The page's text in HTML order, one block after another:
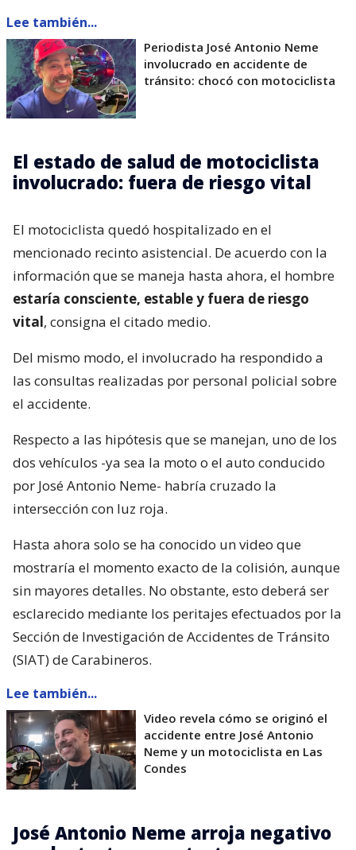
Lee también...
Periodista José Antonio Neme
involucrado en accidente de
tránsito: chocó con motociclista
El estado de salud de motociclista
involucrado: fuera de riesgo vital
El motociclista quedó hospitalizado en el
mencionado recinto asistencial. De acuerdo con la
información que se maneja hasta ahora, el hombre
estaría consciente, estable y fuera de riesgo
vital, consigna el citado medio.
Del mismo modo, el involucrado ha respondido a
las consultas realizadas por personal policial sobre
el accidente.
Respecto a las hipótesis que se manejan, uno de los
dos vehículos -ya sea la moto o el auto conducido
por José Antonio Neme- habría cruzado la
intersección con luz roja.
Hasta ahora solo se ha conocido un video que
mostraría el momento exacto de la colisión, aunque
sin mayores detalles. No obstante, esto deberá ser
esclarecido mediante los peritajes efectuados por la
Sección de Investigación de Accidentes de Tránsito
(SIAT) de Carabineros.
Lee también...
Video revela cómo se originó el
accidente entre José Antonio
Neme y un motociclista en Las
Condes
José Antonio Neme arroja negativo